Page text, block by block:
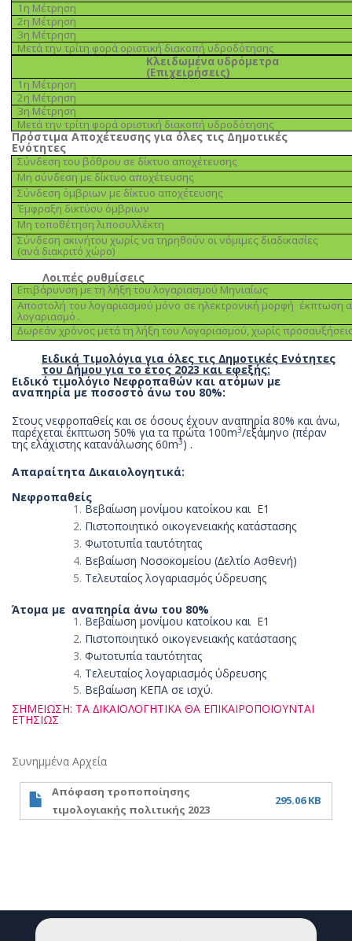
1η Μέτρηση
2η Μέτρηση
3η Μέτρηση
Μετά την τρίτη φορά οριστική διακοπή υδροδότησης
Κλειδωµένα υδρόµετρα
(Επιχειρήσεις)
1η Μέτρηση
2η Μέτρηση
3η Μέτρηση
Μετά την τρίτη φορά οριστική διακοπή υδροδότησης
Πρόστιµα Αποχέτευσης για όλες τις Δηµοτικές
Ενότητες
Σύνδεση του βόθρου σε δίκτυο αποχέτευσης
Μη σύνδεση µε δίκτυο αποχέτευσης
Σύνδεση όµβριων µε δίκτυο αποχέτευσης
Έµφραξη δικτύου όµβριων
Μη τοποθέτηση λιποσυλλέκτη
Σύνδεση ακινήτου χωρίς να τηρηθούν οι νόµιµες διαδικασίες
(ανά διακριτό χώρο)
Λοιπές ρυθµίσεις
Επιβάρυνση µε τη λήξη του λογαριασµού Μηνιαίως
Αποστολή του λογαριασµού µόνο σε ηλεκτρονική µορφή έκπτωση
λογαριασµό .
∆ωρεάν χρόνος µετά τη λήξη του Λογαριασµού, χωρίς
Ειδικά Τιµολόγια για όλες τις ∆ηµοτικές Ενότητες
του Δήµου για το έτος 2023 και εφεξής:
Ειδικό τιµολόγιο Νεφροπαθών και ατόµων µε
αναπηρία µε ποσοστό άνω του 80%:
Στους νεφροπαθείς και σε όσους έχουν αναπηρία 80% και άνω,
παρέχεται έκπτωση 50% για τα πρώτα 100m3/εξάµηνο (πέραν
της ελάχιστης κατανάλωσης 60m3) .
Απαραίτητα ∆ικαιολογητικά:
Νεφροπαθείς
Βεβαίωση µονίµου κατοίκου και Ε1
Πιστοποιητικό οικογενειακής κατάστασης
Φωτοτυπία ταυτότητας
Βεβαίωση Νοσοκοµείου (∆ελτίο Ασθενή)
Τελευταίος λογαριασµός ύδρευσης
Άτοµα µε αναπηρία άνω του 80%
Βεβαίωση µονίµου κατοίκου και Ε1
Πιστοποιητικό οικογενειακής κατάστασης
Φωτοτυπία ταυτότητας
Τελευταίος λογαριασµός ύδρευσης
Βεβαίωση ΚΕΠΑ σε ισχύ.
ΣΗΜΕΙΩΣΗ: ΤΑ ∆ΙΚΑΙΟΛΟΓΗΤΙΚΑ ΘΑ ΕΠΙΚΑΙΡΟΠΟΙΟΥΝΤΑΙ
ΕΤΗΣΙΩΣ
Συνημμένα Αρχεία
Απόφαση τροποποίησης
τιμολογιακής πολιτικής 2023
295.06 KB